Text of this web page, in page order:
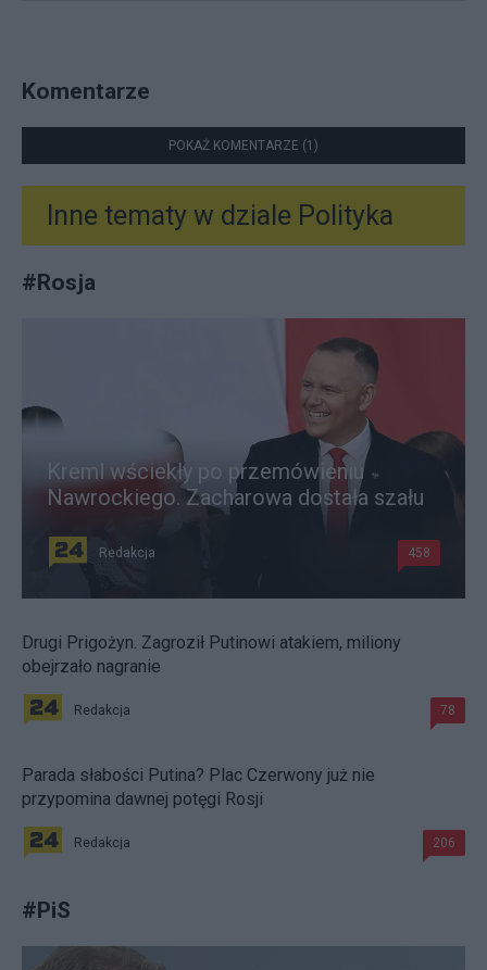
Komentarze
POKAŻ KOMENTARZE (1)
Inne tematy w dziale Polityka
#Rosja
Kreml wściekły po przemówieniu
Nawrockiego. Zacharowa dostała szału
Redakcja 458
Drugi Prigożyn. Zagroził Putinowi atakiem, miliony
obejrzało nagranie
Redakcja 78
Parada słabości Putina? Plac Czerwony już nie
przypomina dawnej potęgi Rosji
Redakcja 206
#PiS